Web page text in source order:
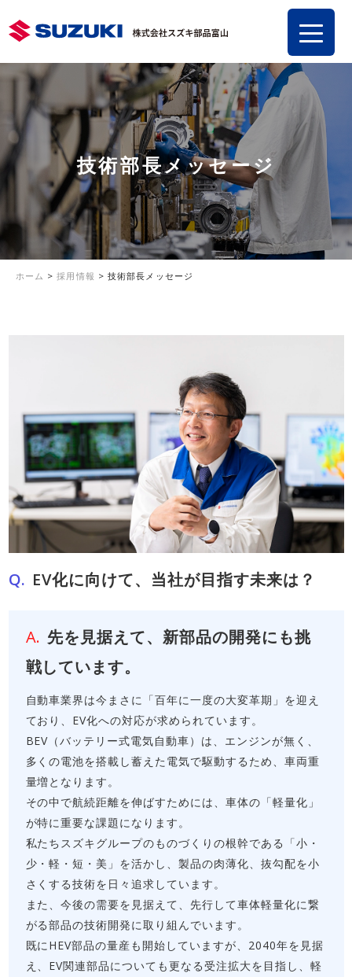
技術部長メッセージ
ホーム >採用情報 > 技術部長メッセージ
EV化に向けて、当社が目指す未来は？
先を見据えて、新部品の開発にも挑
戦しています。
自動車業界は今まさに「百年に一度の大変革期」を迎え
ており、EV化への対応が求められています。
BEV（バッテリー式電気自動車）は、エンジンが無く、
多くの電池を搭載し蓄えた電気で駆動するため、車両重
量増となります。
その中で航続距離を伸ばすためには、車体の「軽量化」
が特に重要な課題になります。
私たちスズキグループのものづくりの根幹である「小・
少・軽・短・美」を活かし、製品の肉薄化、抜勾配を小
さくする技術を日々追求しています。
また、今後の需要を見据えて、先行して車体軽量化に繋
がる部品の技術開発に取り組んでいます。
既にHEV部品の量産も開始していますが、2040年を見据
え、EV関連部品についても更なる受注拡大を目指し、軽